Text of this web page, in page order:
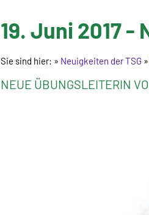
19. Juni 2017
Sie sind hier: » Neuigkeiten der TSG»
NEUE ÜBUNGSLEITERIN